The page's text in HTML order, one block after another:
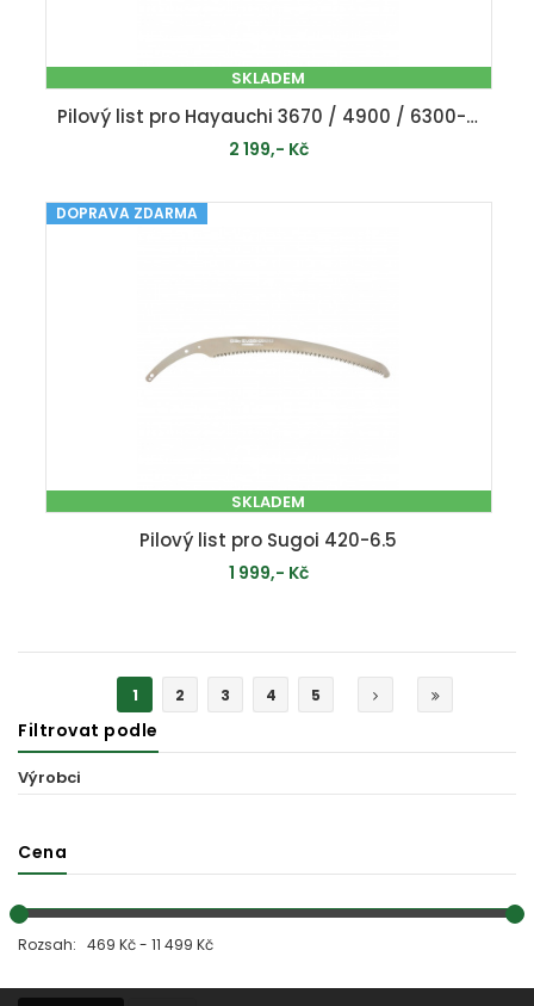
SKLADEM
Pilový list pro Hayauchi 3670 / 4900 / 6300-6.5
2 199,- Kč
DOPRAVA ZDARMA
SKLADEM
Pilový list pro Sugoi 420-6.5
1 999,- Kč
1 2 3 4 5
Filtrovat podle
Výrobci
Cena
Rozsah: 469 Kč - 11 499 Kč